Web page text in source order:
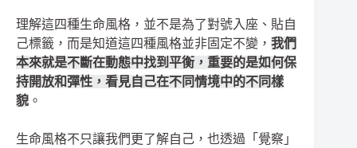
理解這四種生命風格，並不是為了對號入座、貼自
己標籤，而是知道這四種風格並非固定不變， 我們
本來就是不斷在動態中找到平衡，重要的是如何保
持開放和彈性，看見自己在不同情境中的不同樣
貌 。
生命風格不只讓我們更了解自己，也透過「覺察」